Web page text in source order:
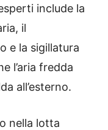
include la
il
e la sigillatura
l’aria fredda
all’esterno.
nella lotta